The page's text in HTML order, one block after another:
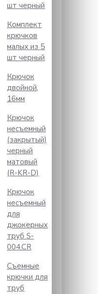
шт черный
Комплект
крючков
малых из 5
шт черный
Крючок
двойной,
16мм
Крючок
несъемный
(закрытый)
черный
матовый
(R-KR-D)
Крючок
несъемный
для
джокерных
труб S-
004.CR
Съемные
крючки для
труб